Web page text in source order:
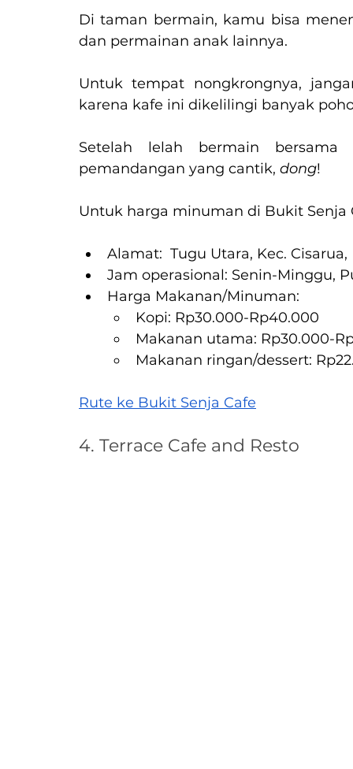
Di taman bermain, kamu bisa
dan permainan anak lainnya.
Untuk tempat nongkrongnya,
karena kafe ini dikelilingi banyak
Setelah lelah bermain
pemandangan yang cantik, dong!
Untuk harga minuman di Bukit
Alamat:  Tugu Utara, Kec.
Jam operasional: Senin-Minggu,
Harga Makanan/Minuman:
Kopi: Rp30.000-Rp40.000
Makanan utama: Rp30.000-
Makanan ringan/dessert:
Rute ke Bukit Senja Cafe
4. Terrace Cafe and Resto